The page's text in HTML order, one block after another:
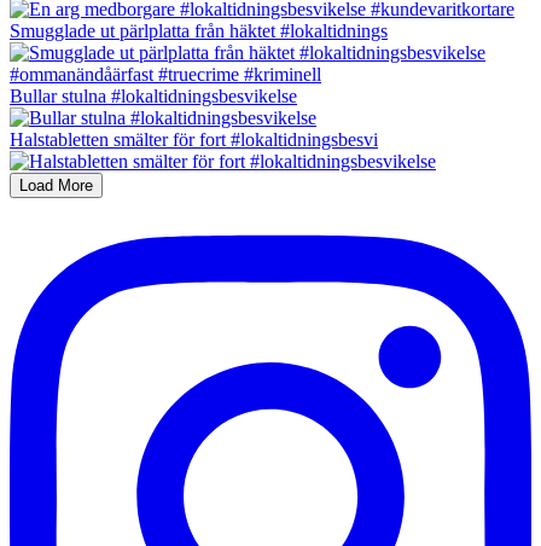
Smugglade ut pärlplatta från häktet #lokaltidnings
Bullar stulna #lokaltidningsbesvikelse
Halstabletten smälter för fort #lokaltidningsbesvi
Load More